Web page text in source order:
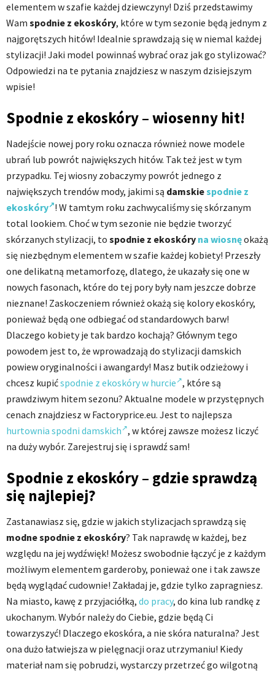
elementem w szafie każdej dziewczyny! Dziś przedstawimy
Wam spodnie z ekoskóry, które w tym sezonie będą jednym z
najgorętszych hitów! Idealnie sprawdzają się w niemal każdej
stylizacji! Jaki model powinnaś wybrać oraz jak go stylizować?
Odpowiedzi na te pytania znajdziesz w naszym dzisiejszym
wpisie!
Spodnie z ekoskóry – wiosenny hit!
Nadejście nowej pory roku oznacza również nowe modele
ubrań lub powrót największych hitów. Tak też jest w tym
przypadku. Tej wiosny zobaczymy powrót jednego z
największych trendów mody, jakimi są damskiespodnie z
ekoskóry ! W tamtym roku zachwycaliśmy się skórzanym
total lookiem. Choć w tym sezonie nie będzie tworzyć
skórzanych stylizacji, to spodnie z ekoskóry na wiosnęokażą
się niezbędnym elementem w szafie każdej kobiety! Przeszły
one delikatną metamorfozę, dlatego, że ukazały się one w
nowych fasonach, które do tej pory były nam jeszcze dobrze
nieznane! Zaskoczeniem również okażą się kolory ekoskóry,
ponieważ będą one odbiegać od standardowych barw!
Dlaczego kobiety je tak bardzo kochają? Głównym tego
powodem jest to, że wprowadzają do stylizacji damskich
powiew oryginalności i awangardy! Masz butik odzieżowy i
chcesz kupićspodnie z ekoskóry w hurcie , które są
prawdziwym hitem sezonu? Aktualne modele w przystępnych
cenach znajdziesz w Factoryprice.eu. Jest to najlepsza
hurtownia spodni damskich , w której zawsze możesz liczyć
na duży wybór. Zarejestruj się i sprawdź sam!
Spodnie z ekoskóry – gdzie sprawdzą
się najlepiej?
Zastanawiasz się, gdzie w jakich stylizacjach sprawdzą się
modne spodnie z ekoskóry? Tak naprawdę w każdej, bez
względu na jej wydźwięk! Możesz swobodnie łączyć je z każdym
możliwym elementem garderoby, ponieważ one i tak zawsze
będą wyglądać cudownie! Zakładaj je, gdzie tylko zapragniesz.
Na miasto, kawę z przyjaciółką, do pracy, do kina lub randkę z
ukochanym. Wybór należy do Ciebie, gdzie będą Ci
towarzyszyć! Dlaczego ekoskóra, a nie skóra naturalna? Jest
ona dużo łatwiejsza w pielęgnacji oraz utrzymaniu! Kiedy
materiał nam się pobrudzi, wystarczy przetrzeć go wilgotną